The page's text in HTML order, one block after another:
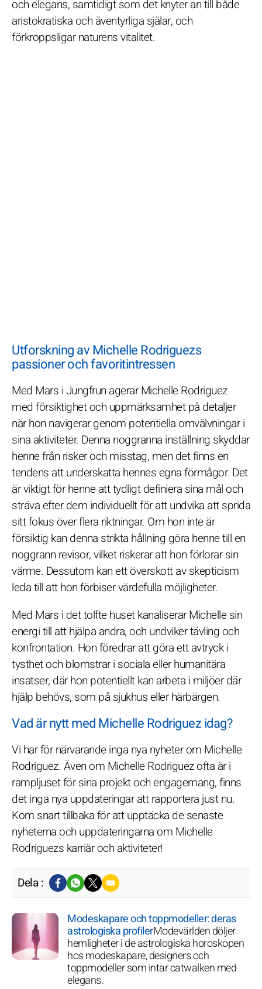
och elegans, samtidigt som det knyter an till både
aristokratiska och äventyrliga själar, och
förkroppsligar naturens vitalitet.
Utforskning av Michelle Rodriguezs
passioner och favoritintressen
Med Mars i Jungfrun agerar Michelle Rodriguez
med försiktighet och uppmärksamhet på detaljer
när hon navigerar genom potentiella omvälvningar i
sina aktiviteter. Denna noggranna inställning skyddar
henne från risker och misstag, men det finns en
tendens att underskatta hennes egna förmågor. Det
är viktigt för henne att tydligt definiera sina mål och
sträva efter dem individuellt för att undvika att sprida
sitt fokus över flera riktningar. Om hon inte är
försiktig kan denna strikta hållning göra henne till en
noggrann revisor, vilket riskerar att hon förlorar sin
värme. Dessutom kan ett överskott av skepticism
leda till att hon förbiser värdefulla möjligheter.
Med Mars i det tolfte huset kanaliserar Michelle sin
energi till att hjälpa andra, och undviker tävling och
konfrontation. Hon föredrar att göra ett avtryck i
tysthet och blomstrar i sociala eller humanitära
insatser, där hon potentiellt kan arbeta i miljöer där
hjälp behövs, som på sjukhus eller härbärgen.
Vad är nytt med Michelle Rodriguez idag?
Vi har för närvarande inga nya nyheter om Michelle
Rodriguez. Även om Michelle Rodriguez ofta är i
rampljuset för sina projekt och engagemang, finns
det inga nya uppdateringar att rapportera just nu.
Kom snart tillbaka för att upptäcka de senaste
nyheterna och uppdateringarna om Michelle
Rodriguezs karriär och aktiviteter!
Dela :
Modeskapare och toppmodeller: deras
astrologiska profilerModevärlden döljer
hemligheter i de astrologiska horoskopen
hos modeskapare, designers och
toppmodeller som intar catwalken med
elegans.